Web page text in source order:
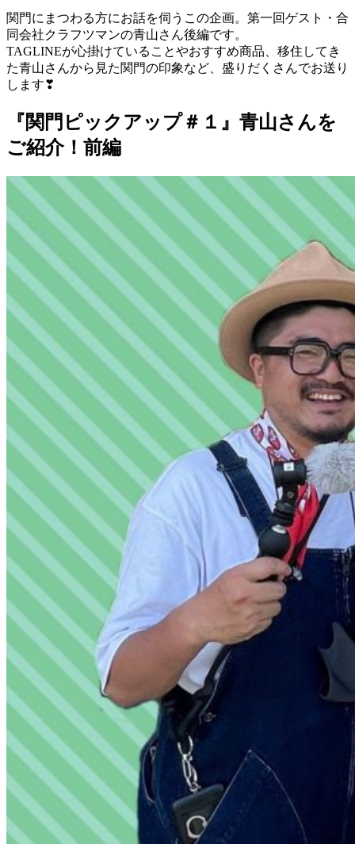
関門にまつわる方にお話を伺うこの企画。第一回ゲスト・合
同会社クラフツマンの青山さん後編です。
TAGLINEが心掛けていることやおすすめ商品、移住してき
た青山さんから見た関門の印象など、盛りだくさんでお送り
します❣
『関門ピックアップ＃１』青山さんを
ご紹介！前編